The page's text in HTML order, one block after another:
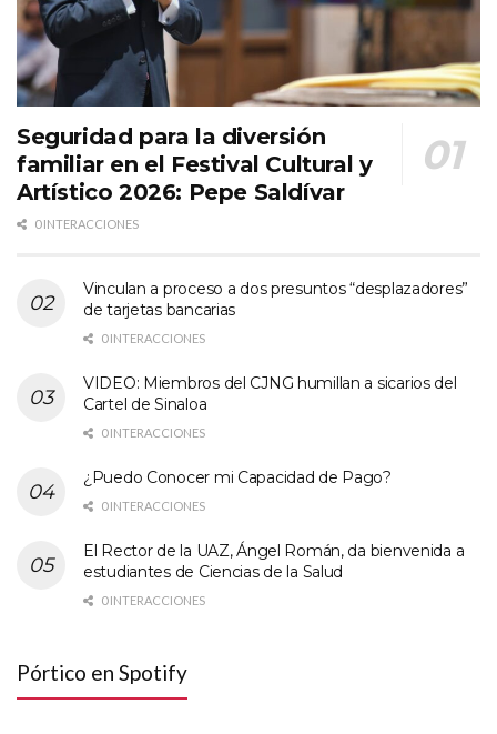
Seguridad para la diversión
familiar en el Festival Cultural y
Artístico 2026: Pepe Saldívar
0 INTERACCIONES
Vinculan a proceso a dos presuntos “desplazadores”
de tarjetas bancarias
0 INTERACCIONES
VIDEO: Miembros del CJNG humillan a sicarios del
Cartel de Sinaloa
0 INTERACCIONES
¿Puedo Conocer mi Capacidad de Pago?
0 INTERACCIONES
El Rector de la UAZ, Ángel Román, da bienvenida a
estudiantes de Ciencias de la Salud
0 INTERACCIONES
Pórtico en Spotify